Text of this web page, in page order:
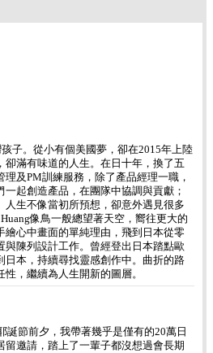
子。從小有個美國夢，卻在2015年上陸
卻滿有味道的人生。在日十年，換了五
及PM訓練服務，除了產品經理一職，
起創造產品，在團隊中協調與貢獻；
人生不像當初所預想，卻意外遇見很多
像鳥一般總望著天空，嚮往更大的
繪心中畫面的單純理由，飛到日本從零
與陳列設計工作。曾經登出日本踏點歐
日本，持續尋找靈感創作中。曲折的路
，繼續為人生開新的圖層。
誕節前夕，我帶著幾乎是僅有的20萬日
留邀請，踏上了一輩子都沒想過會長期